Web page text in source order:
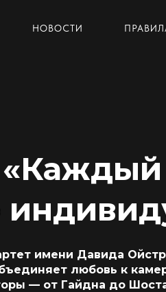
НОВОСТИ
имени Давида
любовь к
— от Гайдна до